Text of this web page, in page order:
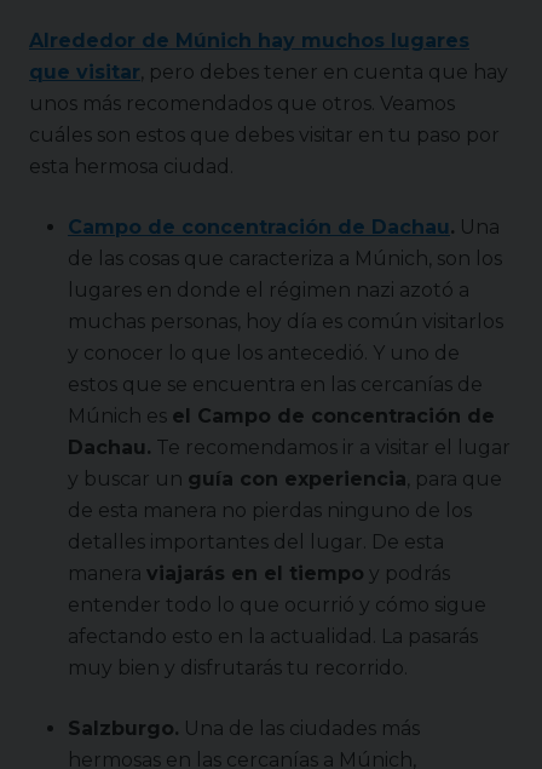
Alrededor de Múnich hay muchos lugares
que visitar, pero debes tener en cuenta que hay
unos más recomendados que otros. Veamos
cuáles son estos que debes visitar en tu paso por
esta hermosa ciudad.
Campo de concentración de Dachau. Una
de las cosas que caracteriza a Múnich, son los
lugares en donde el régimen nazi azotó a
muchas personas, hoy día es común visitarlos
y conocer lo que los antecedió. Y uno de
estos que se encuentra en las cercanías de
Múnich es el Campo de concentración de
Dachau. Te recomendamos ir a visitar el lugar
y buscar un guía con experiencia, para que
de esta manera no pierdas ninguno de los
detalles importantes del lugar. De esta
manera viajarás en el tiempo y podrás
entender todo lo que ocurrió y cómo sigue
afectando esto en la actualidad. La pasarás
muy bien y disfrutarás tu recorrido.
Salzburgo. Una de las ciudades más
hermosas en las cercanías a Múnich,